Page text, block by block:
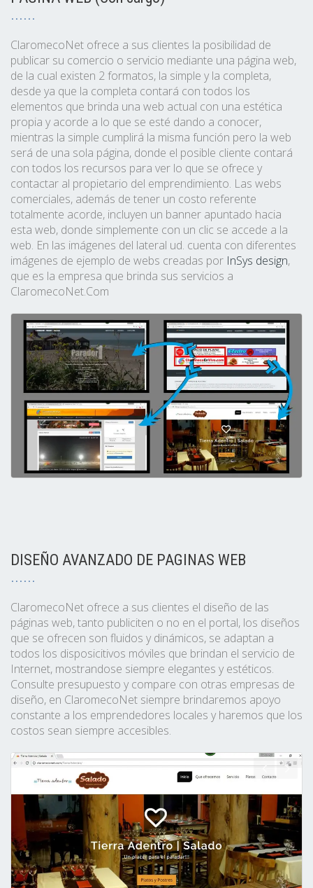
ClaromecoNet ofrece a sus clientes la posibilidad de
publicar su comercio o servicio mediante una página web,
de la cual existen 2 formatos, la simple y la completa,
desde ya que la completa contará con todos los
elementos que brinda una web actual con una estética
propia y acorde a lo que se esté dando a conocer,
mientras la simple cumplirá la misma función pero la web
será de una sola página, donde el posible cliente contará
con todos los recursos para ver lo que se ofrece y
contactar al propietario del emprendimiento. Las webs
comerciales, además de tener un costo referente
totalmente acorde, incluyen un banner apuntado hacia
esta web, donde simplemente con un clic se accede a la
web. En las imágenes del lateral ud. cuenta con diferentes
imágenes de ejemplo de webs creadas por InSys design,
que es la empresa que brinda sus servicios a
ClaromecoNet.Com
DISEÑO AVANZADO DE PAGINAS WEB
ClaromecoNet ofrece a sus clientes el diseño de las
páginas web, tanto publiciten o no en el portal, los diseños
que se ofrecen son fluidos y dinámicos, se adaptan a
todos los disposicitivos móviles que brindan el servicio de
Internet, mostrandose siempre elegantes y estéticos.
Consulte presupuesto y compare con otras empresas de
diseño, en ClaromecoNet siempre brindaremos apoyo
constante a los emprendedores locales y haremos que los
costos sean siempre accesibles.